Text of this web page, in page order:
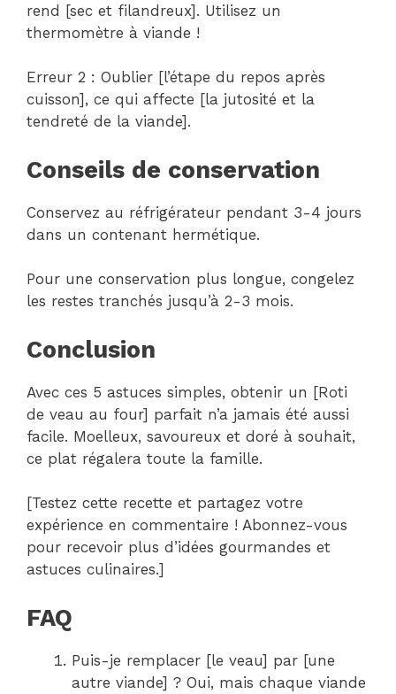
rend [sec et filandreux]. Utilisez un
thermomètre à viande !
Erreur 2 : Oublier [l’étape du repos après
cuisson], ce qui affecte [la jutosité et la
tendreté de la viande].
Conseils de conservation
Conservez au réfrigérateur pendant 3-4 jours
dans un contenant hermétique.
Pour une conservation plus longue, congelez
les restes tranchés jusqu’à 2-3 mois.
Conclusion
Avec ces 5 astuces simples, obtenir un [Roti
de veau au four] parfait n’a jamais été aussi
facile. Moelleux, savoureux et doré à souhait,
ce plat régalera toute la famille.
[Testez cette recette et partagez votre
expérience en commentaire ! Abonnez-vous
pour recevoir plus d’idées gourmandes et
astuces culinaires.]
FAQ
Puis-je remplacer [le veau] par [une
autre viande] ? Oui, mais chaque viande